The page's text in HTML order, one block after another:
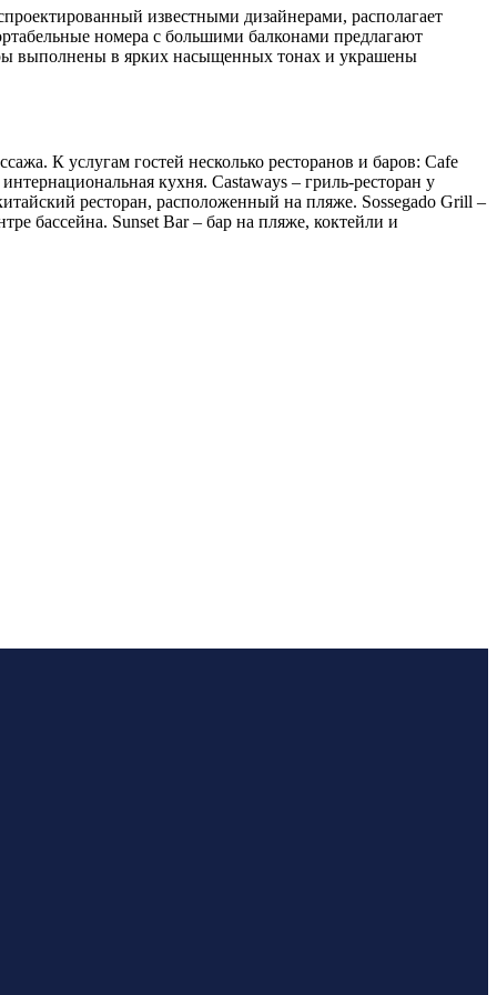
известными дизайнерами, располагает
номера с большими балконами предлагают
выполнены в ярких насыщенных тонах и украшены
К услугам гостей несколько ресторанов и баров: Cafe
кухня. Castaways – гриль-ресторан у
ресторан, расположенный на пляже. Sossegado Grill –
бассейна. Sunset Bar – бар на пляже, коктейли и